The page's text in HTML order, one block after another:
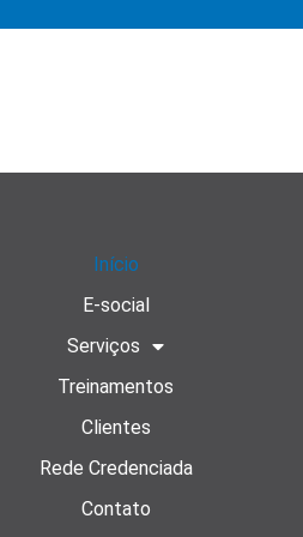
Início
E-social
Serviços
Treinamentos
Clientes
Rede Credenciada
Contato